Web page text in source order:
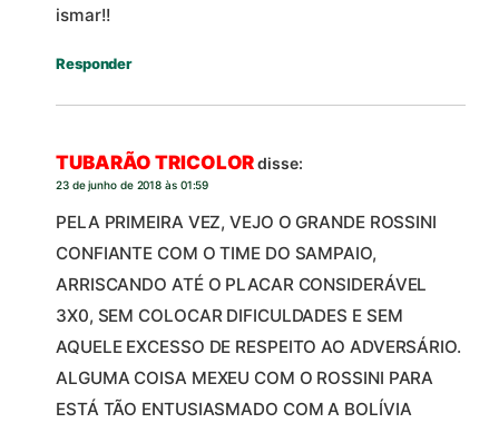
ismar!!
Responder
TUBARÃO TRICOLORdisse:
23 de junho de 2018 às 01:59
PELA PRIMEIRA VEZ, VEJO O GRANDE ROSSINI
CONFIANTE COM O TIME DO SAMPAIO,
ARRISCANDO ATÉ O PLACAR CONSIDERÁVEL
3X0, SEM COLOCAR DIFICULDADES E SEM
AQUELE EXCESSO DE RESPEITO AO ADVERSÁRIO.
ALGUMA COISA MEXEU COM O ROSSINI PARA
ESTÁ TÃO ENTUSIASMADO COM A BOLÍVIA